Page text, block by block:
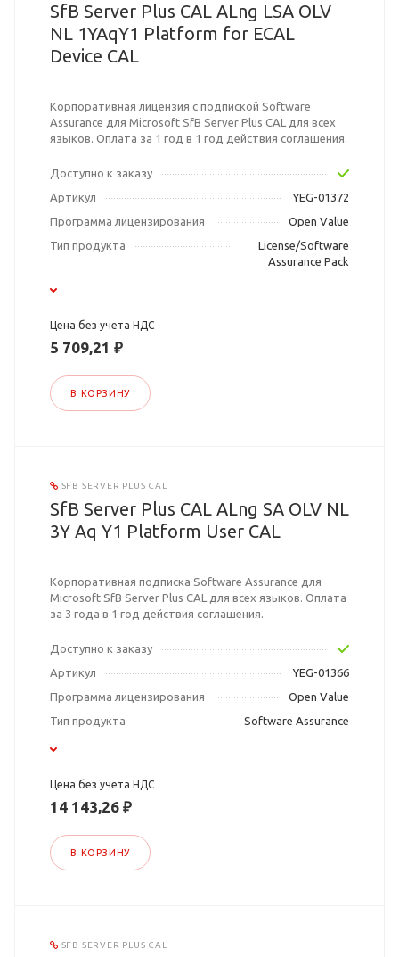
SfB Server Plus CAL ALng LSA OLV
NL 1YAqY1 Platform for ECAL
Device CAL
Корпоративная лицензия с подпиской Software
Assurance для Microsoft SfB Server Plus CAL для всех
языков. Оплата за 1 год в 1 год действия соглашения.
Доступно к заказу
Артикул
YEG-01372
Программа лицензирования
Open Value
Тип продукта
License/Software
Assurance Pack
Цена без учета НДС
5 709,21 ₽
В КОРЗИНУ
SFB SERVER PLUS CAL
SfB Server Plus CAL ALng SA OLV NL
3Y Aq Y1 Platform User CAL
Корпоративная подписка Software Assurance для
Microsoft SfB Server Plus CAL для всех языков. Оплата
за 3 года в 1 год действия соглашения.
Доступно к заказу
Артикул
YEG-01366
Программа лицензирования
Open Value
Тип продукта
Software Assurance
Цена без учета НДС
14 143,26 ₽
В КОРЗИНУ
SFB SERVER PLUS CAL